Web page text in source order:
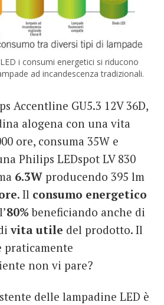
i consumi energetici si riducono
ad incandescenza tradizionali.
Accentline GU5.3 12V 36D,
alogena con una vita
ore, consuma 35W e
Philips LEDspot LV 830
6.3W producendo 395 lm
. Il consumo energetico
80%beneficiando anche di
vita utile del prodotto. Il
praticamente
non vi pare?
delle lampadine LED è